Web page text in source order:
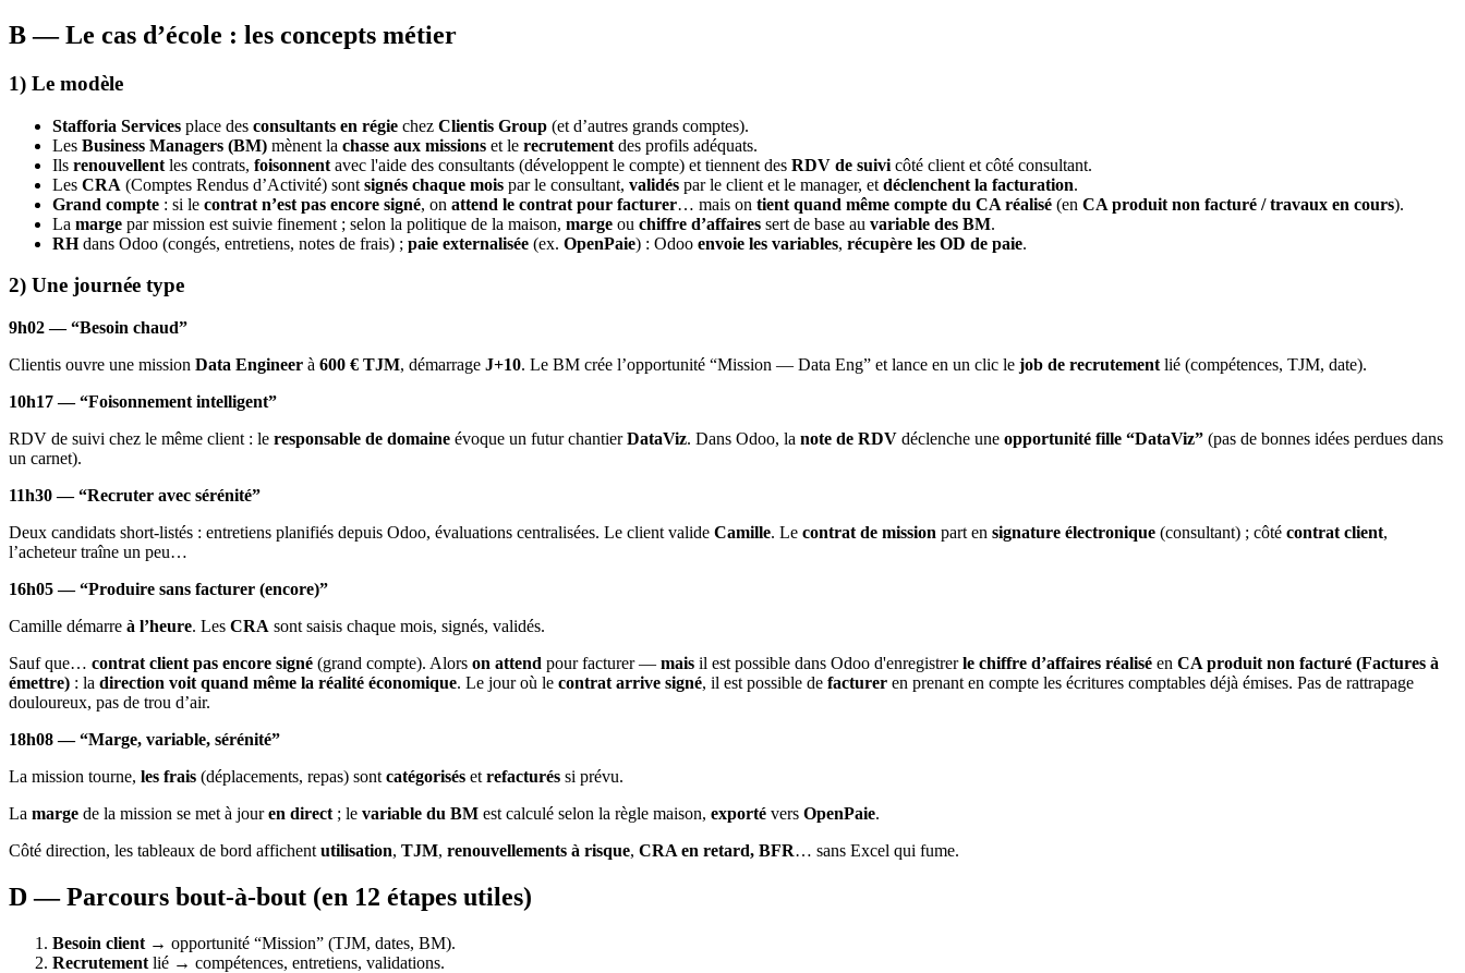
B — Le cas d’école : les concepts métier
1) Le modèle
Stafforia Services place des consultants en régie chez Clientis Group (et d’autres grands comptes).
Les Business Managers (BM) mènent la chasse aux missions et le recrutement des profils adéquats.
Ils renouvellent les contrats, foisonnent avec l'aide des consultants (développent le compte) et tiennent des RDV de suivi côté client et côté consultant.
Les CRA (Comptes Rendus d’Activité) sont signés chaque mois par le consultant, validés par le client et le manager, et déclenchent la facturation.
Grand compte : si le contrat n’est pas encore signé, on attend le contrat pour facturer… mais on tient quand même compte du CA réalisé (en CA produit non facturé / travaux en cours).
La marge par mission est suivie finement ; selon la politique de la maison, marge ou chiffre d’affaires sert de base au variable des BM.
RHdans Odoo (congés, entretiens, notes de frais) ; paie externalisée (ex. OpenPaie) : Odoo envoie les variables, récupère les OD de paie.
2) Une journée type
9h02 — “Besoin chaud”
Clientis ouvre une mission Data Engineer à 600 € TJM, démarrage J+10. Le BM crée l’opportunité “Mission — Data Eng” et lance en un clic le job de recrutement lié (compétences, TJM, date).
10h17 — “Foisonnement intelligent”
RDV de suivi chez le même client : le responsable de domaine évoque un futur chantierDataViz. Dans Odoo, la note de RDV déclenche une opportunité fille “DataViz” (pas de bonnes idées perdues dans
un carnet).
11h30 — “Recruter avec sérénité”
Deux candidats short-listés : entretiens planifiés depuis Odoo, évaluations centralisées. Le client valide Camille. Le contrat de mission part en signature électronique (consultant) ; côté contrat client,
l’acheteur traîne un peu…
16h05 — “Produire sans facturer (encore)”
Camille démarre à l’heure. Les CRA sont saisis chaque mois, signés, validés.
Sauf que… contrat client pas encore signé (grand compte). Alors on attend pour facturer — mais il est possible dans Odoo d'enregistrerle chiffre d’affaires réalisé en CA produit non facturé (Factures à
émettre) : la direction voit quand même la réalité économique. Le jour où le contrat arrive signé, il est possible de facturer en prenant en compte les écritures comptables déjà émises. Pas de rattrapage
douloureux, pas de trou d’air.
18h08 — “Marge, variable, sérénité”
La mission tourne, les frais (déplacements, repas) sont catégorisés et refacturés si prévu.
La marge de la mission se met à jouren direct ; le variable du BM est calculé selon la règle maison, exporté vers OpenPaie.
Côté direction, les tableaux de bord affichent utilisation, TJM, renouvellements à risque, CRA en retard, BFR… sans Excel qui fume.
D — Parcours bout-à-bout (en 12 étapes utiles)
Besoin client → opportunité “Mission” (TJM, dates, BM).
Recrutement lié → compétences, entretiens, validations.